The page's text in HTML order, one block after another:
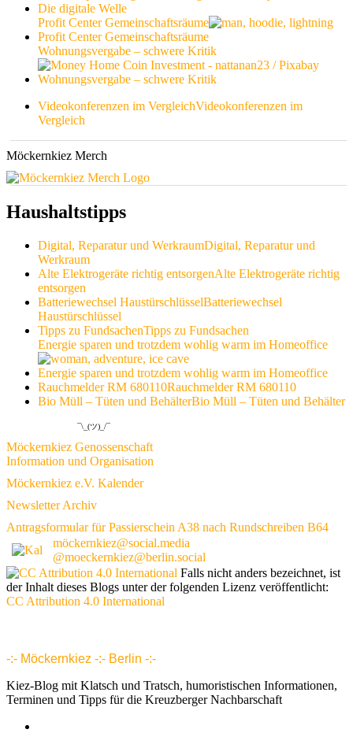
Die digitale Welle
Profit Center Gemeinschaftsräume
Profit Center Gemeinschaftsräume
Wohnungsvergabe – schwere Kritik
Wohnungsvergabe – schwere Kritik
Videokonferenzen im VergleichVideokonferenzen im
Vergleich
Möckernkiez Merch
Haushaltstipps
Digital, Reparatur und WerkraumDigital, Reparatur und
Werkraum
Alte Elektrogeräte richtig entsorgenAlte Elektrogeräte richtig
entsorgen
Batteriewechsel HaustürschlüsselBatteriewechsel
Haustürschlüssel
Tipps zu FundsachenTipps zu Fundsachen
Energie sparen und trotzdem wohlig warm im Homeoffice
Energie sparen und trotzdem wohlig warm im Homeoffice
Rauchmelder RM 680110Rauchmelder RM 680110
Bio Müll – Tüten und BehälterBio Müll – Tüten und Behälter
¯\_(ツ)_/¯
Möckernkiez Genossenschaft
Information und Organisation
Möckernkiez e.V. Kalender
Newsletter Archiv
Antragsformular für Passierschein A38 nach Rundschreiben B64
möckernkiez@social.media
@moeckernkiez@berlin.social
Falls nicht anders bezeichnet, ist
der Inhalt dieses Blogs unter der folgenden Lizenz veröffentlicht:
CC Attribution 4.0 International
-:- Möckernkiez -:- Berlin -:-
Kiez-Blog mit Klatsch und Tratsch, humoristischen Informationen,
Terminen und Tipps für die Kreuzberger Nachbarschaft